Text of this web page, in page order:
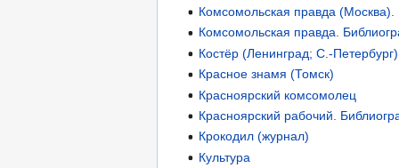
Комсомольская правда
Комсомольская правда.
Костёр (Ленинград; С.-
Красное знамя (Томск)
Красноярский комсомолец
Красноярский рабочий.
Крокодил (журнал)
Культура